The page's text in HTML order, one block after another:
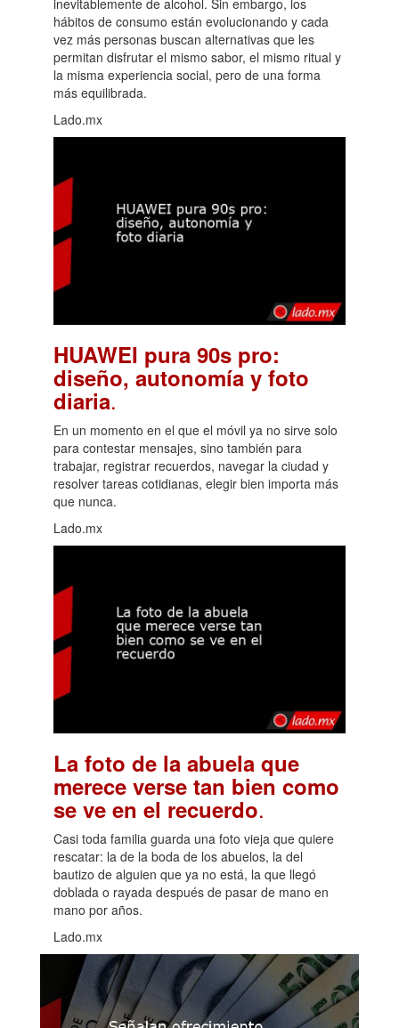
inevitablemente de alcohol. Sin embargo, los
hábitos de consumo están evolucionando y cada
vez más personas buscan alternativas que les
permitan disfrutar el mismo sabor, el mismo ritual y
la misma experiencia social, pero de una forma
más equilibrada.
Lado.mx
HUAWEI pura 90s pro:
diseño, autonomía y foto
diaria.
En un momento en el que el móvil ya no sirve solo
para contestar mensajes, sino también para
trabajar, registrar recuerdos, navegar la ciudad y
resolver tareas cotidianas, elegir bien importa más
que nunca.
Lado.mx
La foto de la abuela que
merece verse tan bien como
se ve en el recuerdo.
Casi toda familia guarda una foto vieja que quiere
rescatar: la de la boda de los abuelos, la del
bautizo de alguien que ya no está, la que llegó
doblada o rayada después de pasar de mano en
mano por años.
Lado.mx